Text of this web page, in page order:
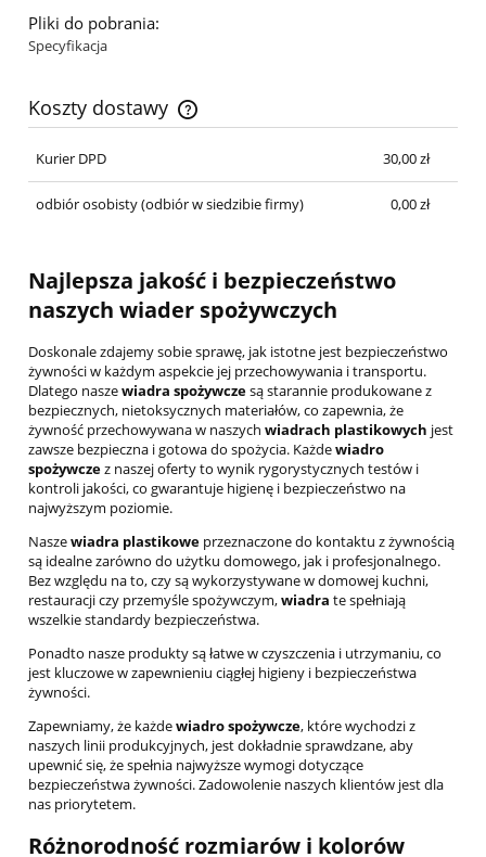
Pliki do pobrania:
Specyfikacja
Koszty dostawy
Cena nie zawiera ewentualnych kosztów płatności
Kurier DPD
30,00 zł
odbiór osobisty(odbiór w siedzibie firmy) 0,00 zł
Najlepsza jakość i bezpieczeństwo
naszych wiader spożywczych
Doskonale zdajemy sobie sprawę, jak istotne jest bezpieczeństwo
żywności w każdym aspekcie jej przechowywania i transportu.
Dlatego naszewiadra spożywczesą starannie produkowane z
bezpiecznych, nietoksycznych materiałów, co zapewnia, że
żywność przechowywana w naszych wiadrach plastikowych jest
zawsze bezpieczna i gotowa do spożycia. Każdewiadro
spożywczez naszej oferty to wynik rygorystycznych testów i
kontroli jakości, co gwarantuje higienę i bezpieczeństwo na
najwyższym poziomie.
Naszewiadra plastikowe przeznaczone do kontaktu z żywnością
są idealne zarówno do użytku domowego, jak i profesjonalnego.
Bez względu na to, czy są wykorzystywane w domowej kuchni,
restauracji czy przemyśle spożywczym,wiadra te spełniają
wszelkie standardy bezpieczeństwa.
Ponadto nasze produkty są łatwe w czyszczenia i utrzymaniu, co
jest kluczowe w zapewnieniu ciągłej higieny i bezpieczeństwa
żywności.
Zapewniamy, że każdewiadro spożywcze, które wychodzi z
naszych linii produkcyjnych, jest dokładnie sprawdzane, aby
upewnić się, że spełnia najwyższe wymogi dotyczące
bezpieczeństwa żywności. Zadowolenie naszych klientów jest dla
nas priorytetem.
Różnorodność rozmiarów i kolorów